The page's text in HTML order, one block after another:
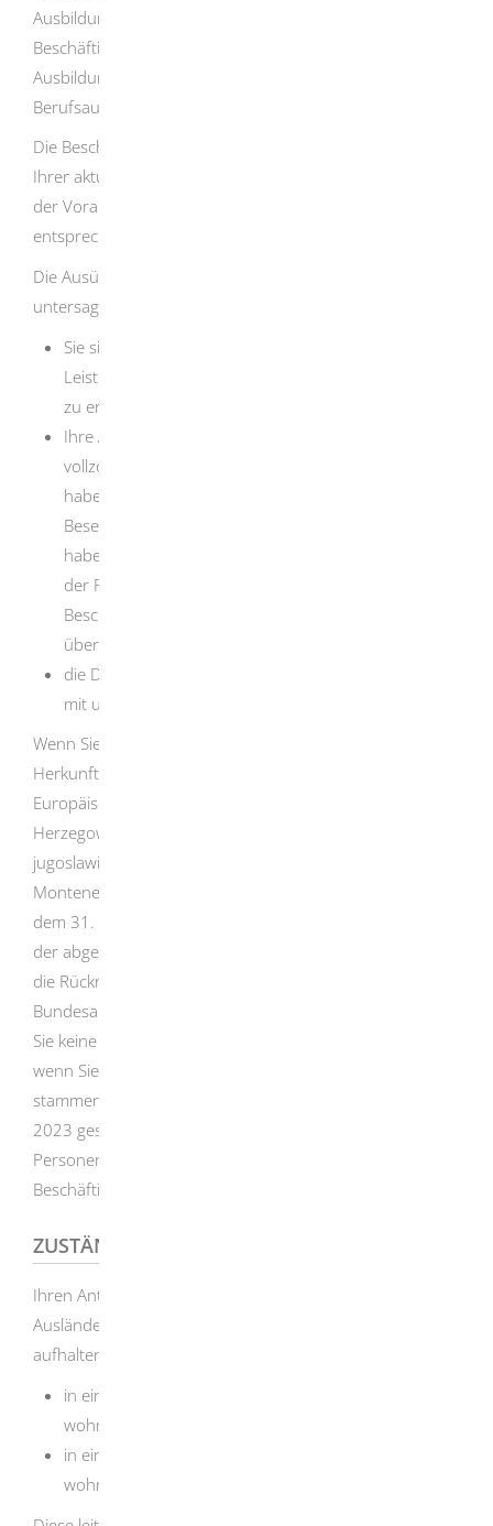
Ausbildung) absolvieren möchten, muss die
Beschäftigungserlaubnis für den konkreten
Ausbildungsplatz individuell beantragt werden. Schulische
Berufsausbildungen sind genehmigungsfrei.
Die Beschäftigungserlaubnis wird längstens für Dauer
Ihrer aktuellen Duldung erteilt. Diese kann bei Vorliegen
der Voraussetzungen bei der Verlängerung der Duldung
entsprechend verlängert werden.
Die Ausübung einer Erwerbstätigkeit ist grundsätzlich
untersagt, wenn
Sie sich nach Deutschland begeben haben, um
Leistungen nach dem Asylbewerberleistungsgesetz
zu erlangen,
Ihre Aufenthaltsbeendigung aus Gründen nicht
vollzogen werden kann, die Sie selbst zu vertreten
haben, oder Sie Ihre Mitwirkungspflichten bei der
Beseitigung des Abschiebungshindernisses verletzt
haben (zum Beispiel unzureichende Mitwirkung bei
der Passbeschaffung beziehungsweise der
Beschaffung von Identitätsnachweisen, Täuschung
über die Identität oder Staatsangehörigkeit),
die Duldung mit dem Zusatz „Duldung für Personen
mit ungeklärter Identität“ erteilt wurde.
Wenn Sie aus einem sogenannten „sicheren
Herkunftsstaat“ sind, also aus einem Mitgliedstaat der
Europäischen Union, Albanien, Bosnien und
Herzegowina, Ghana, Kosovo, der ehemaligen
jugoslawischen Republik Mazedonien (Nordmazedonien),
Montenegro, Senegal oder Serbien stammen und nach
dem 31. August 2015 einen Asylantrag gestellt haben,
der abgelehnt oder zurückgenommen wurde, es sei denn
die Rücknahme ist aufgrund einer Beratung beim
Bundesamt für Migration und Flüchtlinge erfolgt, können
Sie keine Beschäftigungserlaubnis erhalten. Dies gilt auch,
wenn Sie aus Georgien oder der Republik Moldau
stammen und ihren Asylantrag nach dem 30. August
2023 gestellt haben. Auch ohne einen Asylantrag können
Personen aus sicheren Herkunftsstaaten keine
Beschäftigungserlaubnis erhalten.
ZUSTÄNDIGE STELLE
Ihren Antrag auf Beschäftigungserlaubnis richten an die
Ausländerbehörde, in deren Bezirk Sie sich gewöhnlich
aufhalten. Ausländerbehörde ist, wenn Sie
in einem Stadtkreis oder in einer Großen Kreisstadt
wohnen: die Stadtverwaltung
in einer kreisangehörigen Stadt oder Gemeinde
wohnen: das Landratsamt